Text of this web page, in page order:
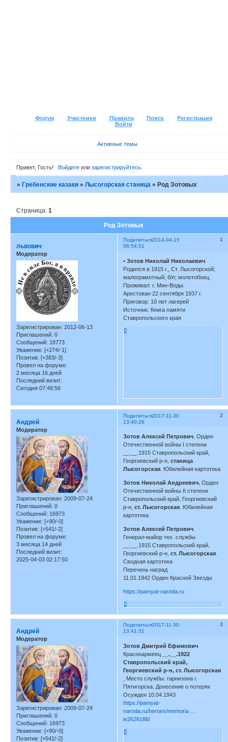
Форум Участники Правила Поиск
Регистрация
Войти
Активные темы
Привет, Гость! Войдитеили зарегистрируйтесь.
»Гребенские казаки »Лысогорская станица »Род Зотовых
Род Зотовых
Страница:1
Поделиться 1
2014-04-15
08:54:51
львович
Модератор
Зарегистрирован: 2012-06-13
Приглашений: 0
Сообщений: 18773
Уважение: [+274/-1]
Позитив: [+383/-3]
Провел на форуме:
2 месяца 16 дней
Последний визит:
Сегодня 07:48:56
•Зотов Николай Николаевич
Родился в 1915 г., Ст. Лысогорской;
малограмотный; б/п; молотобоец.
Проживал: г. Мин-Воды.
Арестован 22 сентября 1937 г.
Приговор: 10 лет лагерей
Источник: Книга памяти
Ставропольского края
0
Поделиться 2
2017-11-30
13:40:26
Андрей
Модератор
Зарегистрирован: 2009-07-24
Приглашений: 0
Сообщений: 16973
Уважение: [+90/-0]
Позитив: [+541/-2]
Провел на форуме:
3 месяца 14 дней
Последний визит:
2025-04-03 02:17:50
Зотов Алексей Петрович . Орден
Отечественной войны I степени
__.__.1915 Ставропольский край,
Георгиевский р-н, станица
Лысогорская . Юбилейная картотека
Зотов Николай Андреевич. Орден
Отечественной войны II степени
Ставропольский край, Георгиевский
р-н, ст. Лысогорская . Юбилейная
картотека
Зотов Алексей Петрович
Генерал-майор тех. службы
__.__.1915 Ставропольский край,
Георгиевский р-н, ст. Лысогорская
Сводная картотека
Перечень наград
11.01.1942 Орден Красной Звезды
https://pamyat-naroda.ru
0
Поделиться 3
2017-11-30
13:41:31
Андрей
Модератор
Зарегистрирован: 2009-07-24
Приглашений: 0
Сообщений: 16973
Уважение: [+90/-0]
Позитив: [+541/-2]
Зотов Дмитрий Ефимович
Красноармеец __.__.1922
Ставропольский край,
Георгиевский р-н, ст. Лысогорская
, Место службы: гарнизона г.
Пятигорска. Донесение о потерях
Осужден 10.04.1943
https://pamyat-
naroda.ru/heroes/memoria …
ie2626186/
0